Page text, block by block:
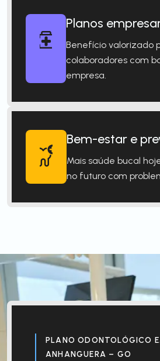
Planos
Benefício valorizado
colaboradores com
empresa.
Bem-estar e
Mais saúde bucal
no futuro com
PLANO ODONTOLÓGICO
ANHANGUERA – GO